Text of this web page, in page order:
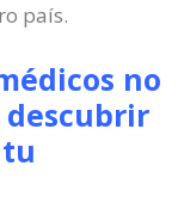
país.
no
descubrir